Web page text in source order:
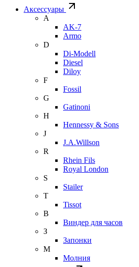
Аксессуары
A
AK-7
Armo
D
Di-Modell
Diesel
Diloy
F
Fossil
G
Gatinoni
H
Hennessy & Sons
J
J.A.Willson
R
Rhein Fils
Royal London
S
Stailer
T
Tissot
В
Виндер для часов
З
Запонки
М
Молния